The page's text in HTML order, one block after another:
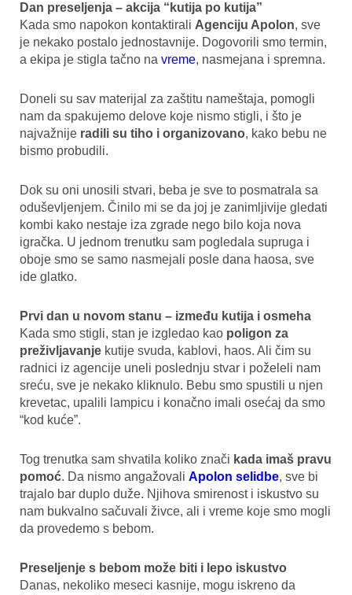
Dan preseljenja – akcija “kutija po kutija”
Kada smo napokon kontaktirali Agenciju Apolon, sve
je nekako postalo jednostavnije. Dogovorili smo termin,
a ekipa je stigla tačno na vreme, nasmejana i spremna.
Doneli su sav materijal za zaštitu nameštaja, pomogli
nam da spakujemo delove koje nismo stigli, i što je
najvažnije radili su tiho i organizovano, kako bebu ne
bismo probudili.
Dok su oni unosili stvari, beba je sve to posmatrala sa
oduševljenjem. Činilo mi se da joj je zanimljivije gledati
kombi kako nestaje iza zgrade nego bilo koja nova
igračka. U jednom trenutku sam pogledala supruga i
oboje smo se samo nasmejali posle dana haosa, sve
ide glatko.
Prvi dan u novom stanu – između kutija i osmeha
Kada smo stigli, stan je izgledao kao poligon za
preživljavanje kutije svuda, kablovi, haos. Ali čim su
radnici iz agencije uneli poslednju stvar i poželeli nam
sreću, sve je nekako kliknulo. Bebu smo spustili u njen
krevetac, upalili lampicu i konačno imali osećaj da smo
“kod kuće”.
Tog trenutka sam shvatila koliko znači kada imaš pravu
pomoć. Da nismo angažovali Apolon selidbe, sve bi
trajalo bar duplo duže. Njihova smirenost i iskustvo su
nam bukvalno sačuvali živce, ali i vreme koje smo mogli
da provedemo s bebom.
Preseljenje s bebom može biti i lepo iskustvo
Danas, nekoliko meseci kasnije, mogu iskreno da